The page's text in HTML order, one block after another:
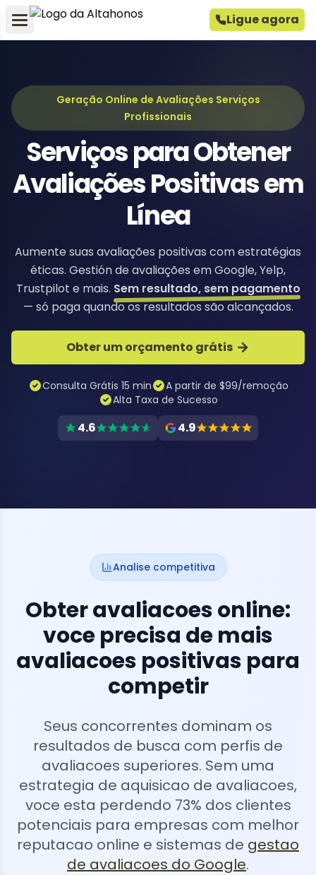
Ligue agora
Geração Online de Avaliações Serviços
Profissionais
Serviços para Obtener
Avaliações Positivas em
Línea
Aumente suas avaliações positivas com estratégias
éticas. Gestión de avaliações em Google, Yelp,
Trustpilot e mais. Sem resultado, sem pagamento
— só paga quando os resultados são alcançados.
Obter um orçamento grátis
Consulta Grátis 15 min
A partir de $99/remoção
Alta Taxa de Sucesso
4.6 4.9
Analise competitiva
Obter avaliacoes online:
voce precisa de mais
avaliacoes positivas para
competir
Seus concorrentes dominam os
resultados de busca com perfis de
avaliacoes superiores. Sem uma
estrategia de aquisicao de avaliacoes,
voce esta perdendo 73% dos clientes
potenciais para empresas com melhor
reputacao online e sistemas de gestao
de avaliacoes do Google.